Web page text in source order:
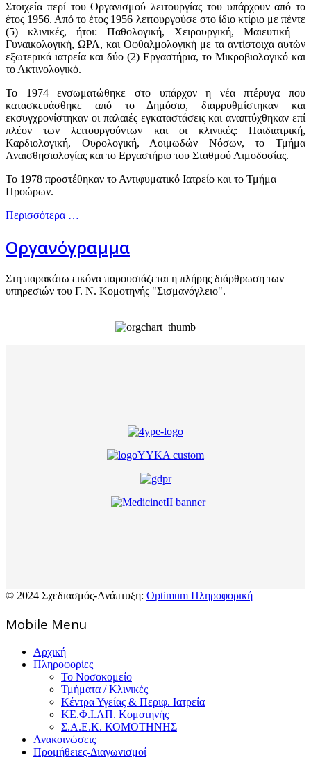
Στοιχεία περί του Οργανισμού λειτουργίας του υπάρχουν από το
έτος 1956. Από το έτος 1956 λειτουργούσε στο ίδιο κτίριο με πέντε
(5) κλινικές, ήτοι: Παθολογική, Χειρουργική, Μαιευτική –
Γυναικολογική, ΩΡΛ, και Οφθαλμολογική με τα αντίστοιχα αυτών
εξωτερικά ιατρεία και δύο (2) Εργαστήρια, το Μικροβιολογικό και
το Ακτινολογικό.
Το 1974 ενσωματώθηκε στο υπάρχον η νέα πτέρυγα που
κατασκευάσθηκε από το Δημόσιο, διαρρυθμίστηκαν και
εκσυγχρονίστηκαν οι παλαιές εγκαταστάσεις και αναπτύχθηκαν επί
πλέον των λειτουργούντων και οι κλινικές: Παιδιατρική,
Καρδιολογική, Ουρολογική, Λοιμωδών Νόσων, το Τμήμα
Αναισθησιολογίας και το Εργαστήριο του Σταθμού Αιμοδοσίας.
Το 1978 προστέθηκαν το Αντιφυματικό Ιατρείο και το Τμήμα
Προώρων.
Περισσότερα …
Οργανόγραμμα
Στη παρακάτω εικόνα παρουσιάζεται η πλήρης διάρθρωση των
υπηρεσιών του Γ. Ν. Κομοτηνής "Σισμανόγλειο".
© 2024 Σχεδιασμός-Ανάπτυξη: Optimum Πληροφορική
Mοbile Menu
Αρχική
Πληροφορίες
Το Νοσοκομείο
Τμήματα / Κλινικές
Κέντρα Υγείας & Περιφ. Ιατρεία
ΚΕ.Φ.Ι.ΑΠ. Κομοτηνής
Σ.Α.Ε.Κ. ΚΟΜΟΤΗΝΗΣ
Ανακοινώσεις
Προμήθειες-Διαγωνισμοί